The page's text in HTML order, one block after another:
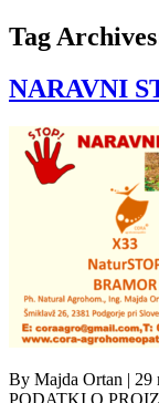
Tag
NARAVNI
By Majda Ortan |
PODATKI O